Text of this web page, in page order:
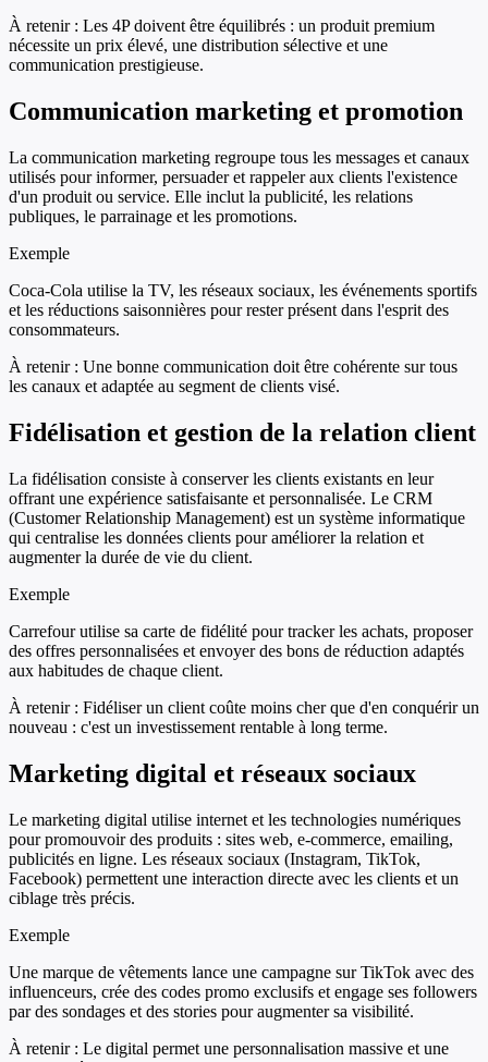
À retenir : Les 4P doivent être équilibrés : un produit premium
nécessite un prix élevé, une distribution sélective et une
communication prestigieuse.
Communication marketing et promotion
La communication marketing regroupe tous les messages et canaux
utilisés pour informer, persuader et rappeler aux clients l'existence
d'un produit ou service. Elle inclut la publicité, les relations
publiques, le parrainage et les promotions.
Exemple
Coca-Cola utilise la TV, les réseaux sociaux, les événements sportifs
et les réductions saisonnières pour rester présent dans l'esprit des
consommateurs.
À retenir : Une bonne communication doit être cohérente sur tous
les canaux et adaptée au segment de clients visé.
Fidélisation et gestion de la relation client
La fidélisation consiste à conserver les clients existants en leur
offrant une expérience satisfaisante et personnalisée. Le CRM
(Customer Relationship Management) est un système informatique
qui centralise les données clients pour améliorer la relation et
augmenter la durée de vie du client.
Exemple
Carrefour utilise sa carte de fidélité pour tracker les achats, proposer
des offres personnalisées et envoyer des bons de réduction adaptés
aux habitudes de chaque client.
À retenir : Fidéliser un client coûte moins cher que d'en conquérir un
nouveau : c'est un investissement rentable à long terme.
Marketing digital et réseaux sociaux
Le marketing digital utilise internet et les technologies numériques
pour promouvoir des produits : sites web, e-commerce, emailing,
publicités en ligne. Les réseaux sociaux (Instagram, TikTok,
Facebook) permettent une interaction directe avec les clients et un
ciblage très précis.
Exemple
Une marque de vêtements lance une campagne sur TikTok avec des
influenceurs, crée des codes promo exclusifs et engage ses followers
par des sondages et des stories pour augmenter sa visibilité.
À retenir : Le digital permet une personnalisation massive et une